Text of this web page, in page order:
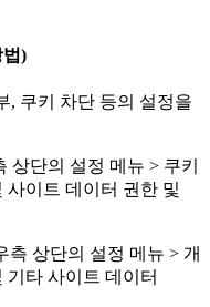
법)
, 쿠키 차단 등의 설정을
상단의 설정 메뉴 > 쿠키
사이트 데이터 권한 및
측 상단의 설정 메뉴 > 개
기타 사이트 데이터